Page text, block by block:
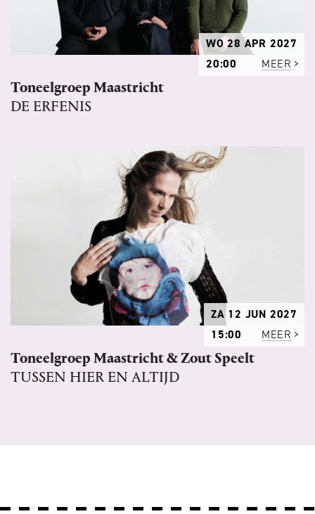
WO 28 APR 2027
20:00
MEER
Toneelgroep Maastricht
DE ERFENIS
ZA 12 JUN 2027
15:00
MEER
Toneelgroep Maastricht & Zout Speelt
TUSSEN HIER EN ALTIJD